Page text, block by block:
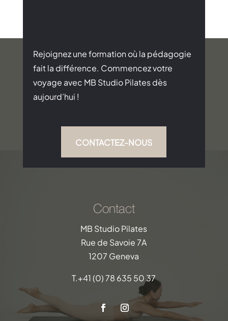
Rejoignez une formation où la pédagogie
fait la différence. Commencez votre
voyage avec MB Studio Pilates dès
aujourd’hui !
CONTACTEZ-NOUS
Contact
MB Studio Pilates
Rue de Savoie 7A
1207 Geneva
T.+41 (0) 78 635 50 37